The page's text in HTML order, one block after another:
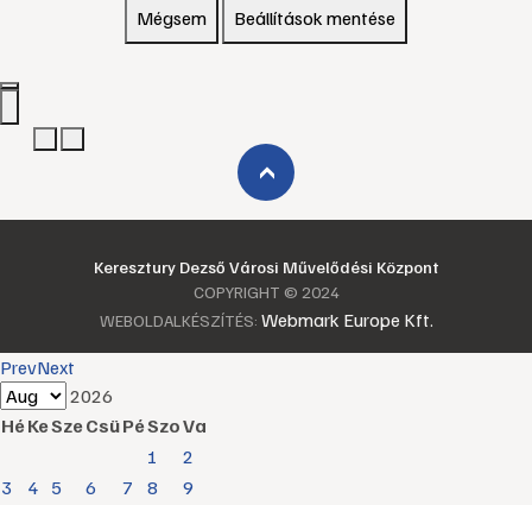
Mégsem Beállítások mentése
›
Keresztury Dezső Városi Művelődési Központ
COPYRIGHT © 2024
WEBOLDALKÉSZÍTÉS: Webmark Europe Kft.
PrevNext
2026
HéKeSzeCsüPéSzoVa
1
2
3
4 5 6 7 8 9